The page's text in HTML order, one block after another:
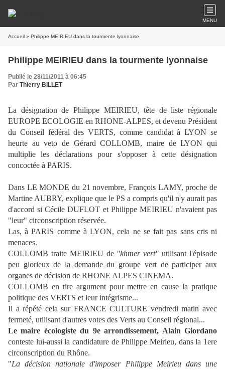
MENU
Accueil » Philippe MEIRIEU dans la tourmente lyonnaise
Philippe MEIRIEU dans la tourmente lyonnaise
Publié le 28/11/2011 à 06:45
Par Thierry BILLET
La désignation de Philippe MEIRIEU, tête de liste régionale
EUROPE ECOLOGIE en RHONE-ALPES, et devenu Président
du Conseil fédéral des VERTS, comme candidat à LYON se
heurte au veto de Gérard COLLOMB, maire de LYON qui
multiplie les déclarations pour s'opposer à cette désignation
concoctée à PARIS.
Dans LE MONDE du 21 novembre, François LAMY, proche de
Martine AUBRY, explique que le PS a compris qu'il n'y aurait pas
d'accord si Cécile DUFLOT et Philippe MEIRIEU n'avaient pas
"leur" circonscription réservée.
Las, à PARIS comme à LYON, cela ne se fait pas sans cris ni
menaces.
COLLOMB traite MEIRIEU de "khmer vert" utilisant l'épisode
peu glorieux de la demande du groupe vert de participer aux
organes de décision de RHONE ALPES CINEMA.
COLLOMB en tire argument pour mettre en cause la pratique
politique des VERTS et leur intégrisme...
Il a répété cela sur FRANCE CULTURE vendredi matin avec
fermeté, utilisant d'autres votes des Verts au Conseil régional...
Le maire écologiste du 9e arrondissement, Alain Giordano
conteste lui-aussi la candidature de Philippe Meirieu, dans la 1ere
circonscription du Rhône.
"La décision nationale d'imposer Philippe Meirieu dans une